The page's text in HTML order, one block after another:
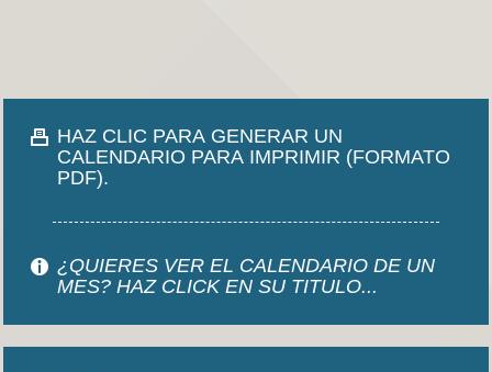
HAZ CLIC PARA GENERAR UN
CALENDARIO PARA IMPRIMIR (FORMATO
PDF).
¿QUIERES VER EL CALENDARIO DE UN
MES? HAZ CLICK EN SU TITULO...